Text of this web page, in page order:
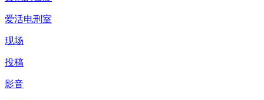
爱活电刑室
现场
投稿
影音